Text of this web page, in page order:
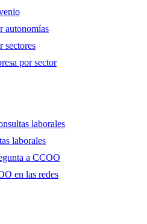
autonomías
sectores
por sector
laborales
laborales
a CCOO
en las redes